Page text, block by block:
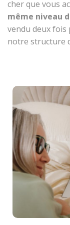
cher que vous
même niveau
vendu deux
notre structure